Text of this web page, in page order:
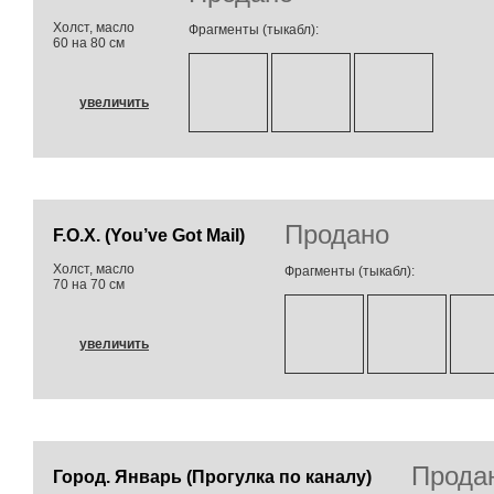
Холст, масло
60 на 80 см
увеличить
Фрагменты (тыкабл):
F.O.X. (You’ve Got Mail)
Холст, масло
70 на 70 см
увеличить
Продано
Фрагменты (тыкабл):
Город. Январь (Прогулка по каналу)